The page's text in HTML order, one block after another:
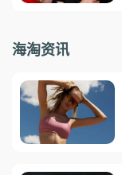
海淘资讯